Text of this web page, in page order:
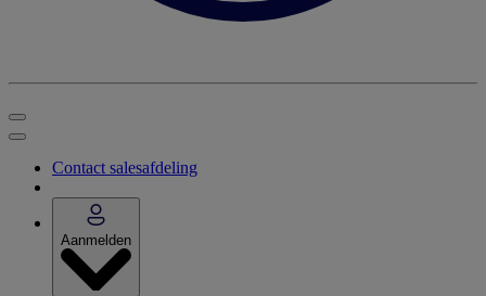
Contact salesafdeling
Aanmelden